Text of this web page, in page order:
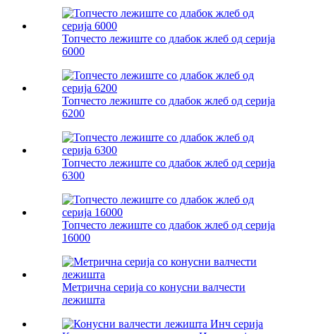
Топчесто лежиште со длабок жлеб од серија
6000
Топчесто лежиште со длабок жлеб од серија
6200
Топчесто лежиште со длабок жлеб од серија
6300
Топчесто лежиште со длабок жлеб од серија
16000
Метрична серија со конусни валчести
лежишта